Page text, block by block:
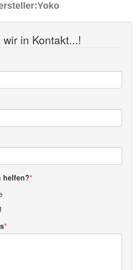
Yoko
wir in Kontakt...!
helfen?